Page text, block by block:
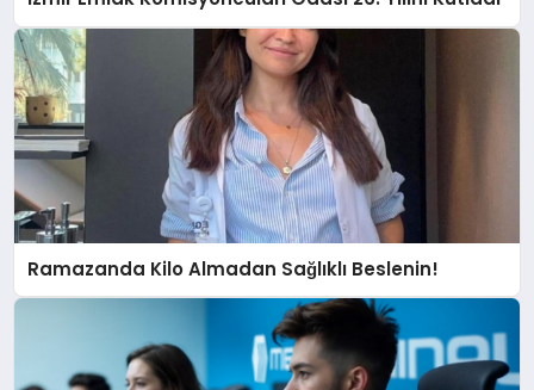
Ramazanda Kilo Almadan Sağlıklı Beslenin!